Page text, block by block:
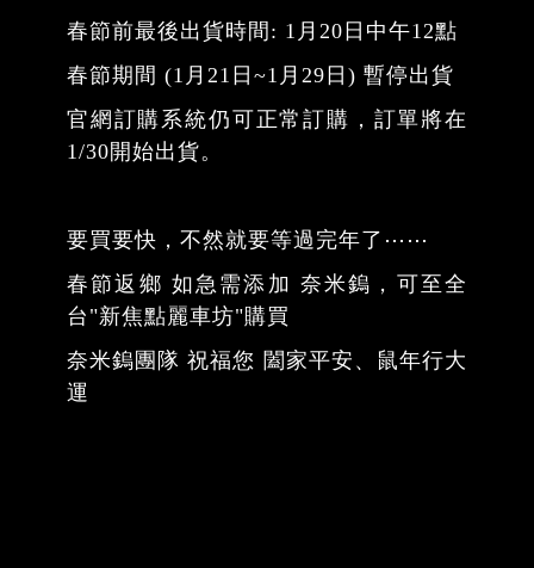
春節前最後出貨時間: 1月20日中午12點
春節期間 (1月21日~1月29日) 暫停出貨
官網訂購系統仍可正常訂購，訂單將在
1/30開始出貨。
要買要快，不然就要等過完年了⋯⋯
春節返鄉 如急需添加 奈米鎢，可至全
台"新焦點麗車坊"購買
奈米鎢團隊 祝福您 闔家平安、鼠年行大
運